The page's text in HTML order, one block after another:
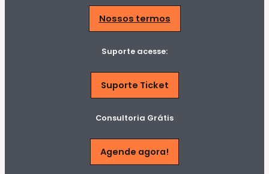
Nossos termos
Suporte acesse:
Suporte Ticket
Consultoria Grátis
Agende agora!